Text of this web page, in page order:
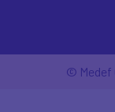
© Medef